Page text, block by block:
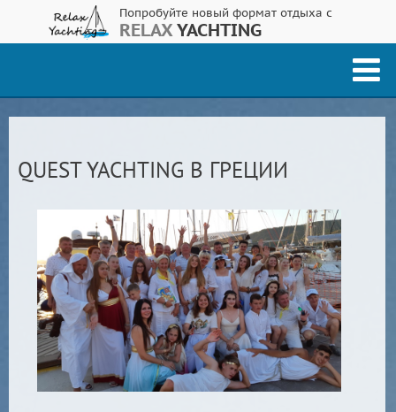
Попробуйте новый формат отдыха с
RELAXYACHTING
QUEST YACHTING В ГРЕЦИИ